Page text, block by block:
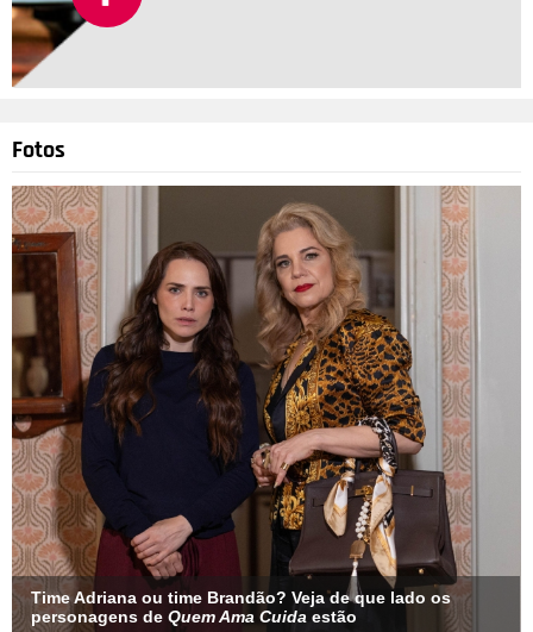
Divulgação 4/10
Kylie Jenner deixou os fãs orgulhosos e emocionados ao
agradecer à mãe por ter feito tudo o que pôde para ela se
graduar. Mais uma foto com 2,3 milhões de likes.
Fotos
Time Adriana ou time Brandão? Veja de que lado os
personagens de Quem Ama Cuida estão